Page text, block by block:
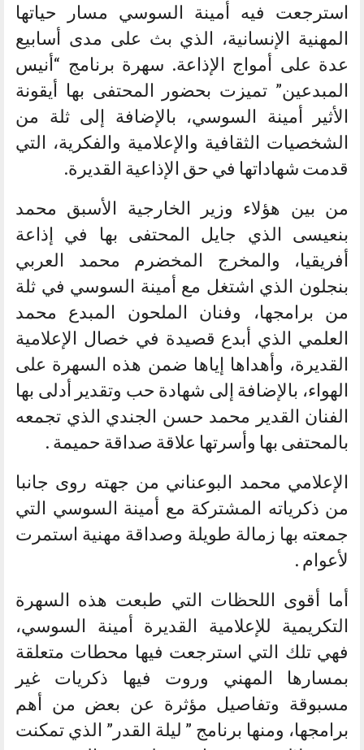
استرجعت فيه أمينة السوسي مسار حياتها
المهنية الإنسانية، الذي بث على مدى أسابيع
عدة على أمواج الإذاعة. سهرة برنامج “أنيس
المبدعين” تميزت بحضور المحتفى بها أيقونة
الأثير أمينة السوسي، بالإضافة إلى ثلة من
الشخصيات الثقافية والإعلامية والفكرية، التي
قدمت شهاداتها في حق الإذاعية القديرة.
من بين هؤلاء وزير الخارجية الأسبق محمد
بنعيسى الذي جايل المحتفى بها في إذاعة
أفريقيا، والمخرج المخضرم محمد العربي
بنجلون الذي اشتغل مع أمينة السوسي في ثلة
من برامجها، وفنان الملحون المبدع محمد
العلمي الذي أبدع قصيدة في خصال الإعلامية
القديرة، وأهداها إياها ضمن هذه السهرة على
الهواء، بالإضافة إلى شهادة حب وتقدير أدلى بها
الفنان القدير محمد حسن الجندي الذي تجمعه
بالمحتفى بها وأسرتها علاقة صداقة حميمة .
الإعلامي محمد البوعناني من جهته روى جانبا
من ذكرياته المشتركة مع أمينة السوسي التي
جمعته بها زمالة طويلة وصداقة مهنية استمرت
لأعوام .
أما أقوى اللحظات التي طبعت هذه السهرة
التكريمية للإعلامية القديرة أمينة السوسي،
فهي تلك التي استرجعت فيها محطات متعلقة
بمسارها المهني وروت فيها ذكريات غير
مسبوقة وتفاصيل مؤثرة عن بعض من أهم
برامجها، ومنها برنامج ” ليلة القدر” الذي تمكنت